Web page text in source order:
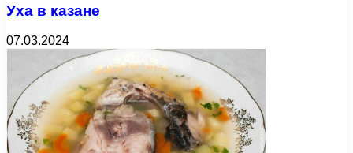
Уха в казане
07.03.2024